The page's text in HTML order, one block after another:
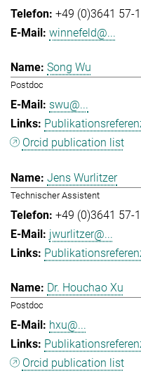
+49 (0)3641 57-
winnefeld@...
Song Wu
Postdoc
swu@...
Orcid publication list
Jens Wurlitzer
Technischer Assistent
+49 (0)3641 57-
jwurlitzer@...
Dr. Houchao Xu
Postdoc
hxu@...
Orcid publication list